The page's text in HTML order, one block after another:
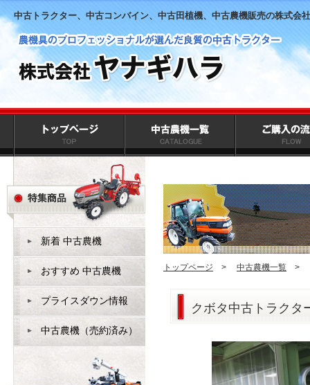
中古トラクター、中古コンバイン、中古田植機、中古農機販売の株式会
トップページ > 中古農機一覧 >
クボタ中古トラク
新着 中古農機
おすすめ 中古農機
プライスダウン情報
中古農機（売約済み）